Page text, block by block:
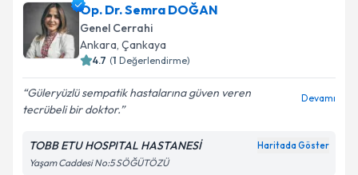
Prof. Dr. Salih Erpulat Özişiçin randevu takvimi
talebi oluşturun. Size bu uzmandan randevu almanız
için bir takvim hazırlandığında e-posta ile
bilgilendireceğiz.
E-posta Adresiniz
Kişisel verilerimin işlenmesine ilişkin
Op. Dr. Semra DOĞAN
Genel Cerrahi
Ankara, Çankaya
4.7 (1 Değerlendirme)
Güleryüzlü sempatik hastalarına güven veren
tecrübeli bir doktor.
Devamı
TOBB ETU HOSPITAL HASTANESİ Haritada Göster
Yaşam Caddesi No:5 SÖĞÜTÖZÜ